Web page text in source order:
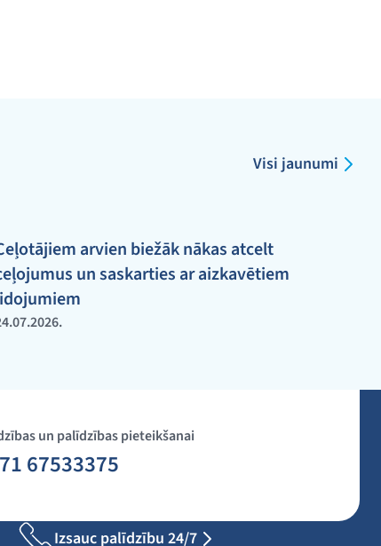
Visi jaunumi
arvien biežāk nākas atcelt
un saskarties ar aizkavētiem
un palīdzības pieteikšanai
67533375
Izsauc palīdzību 24/7